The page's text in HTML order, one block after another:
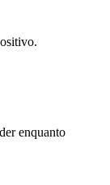
enquanto